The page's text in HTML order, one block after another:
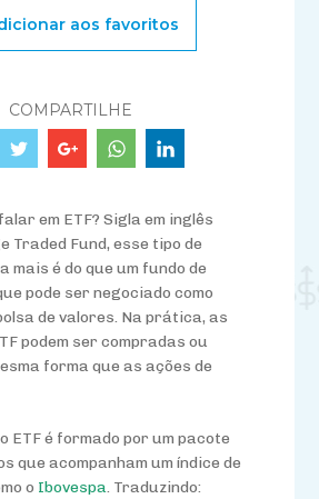
aos favoritos
COMPARTILHE
em ETF? Sigla em inglês
Traded Fund, esse tipo de
mais é do que um fundo de
pode ser negociado como
de valores. Na prática, as
podem ser compradas ou
forma que as ações de
ETF é formado por um pacote
que acompanham um índice de
o Ibovespa. Traduzindo: